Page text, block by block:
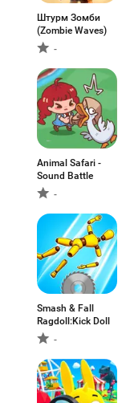
Штурм Зомби
(Zombie Waves)
-
Animal Safari -
Sound Battle
-
Smash & Fall
Ragdoll:Kick Doll
-